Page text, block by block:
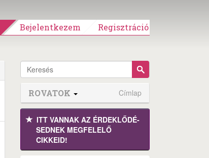
Bejelentkezem Regisztráció
ROVATOK Címlap
ITT VANNAK AZ ÉRDEK­LŐDÉ­
SEDNEK MEGFE­LELŐ
CIKKEID!